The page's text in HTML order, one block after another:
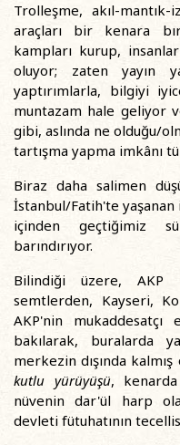
Trolleşme, akıl-
araçları bir kenara
kampları kurup,
oluyor; zaten yayın
yaptırımlarla, bilgiyi
muntazam hale geliyor
gibi, aslında ne olduğu/
tartışma yapma imkânı
Biraz daha salimen
İstanbul/Fatih'te
içinden geçtiğimiz
barındırıyor.
Bilindiği üzere, AKP
semtlerden, Kayseri,
AKP'nin
bakılarak, buralarda
merkezin dışında
kutlu yürüyüşü,
nüvenin dar'ül harp
devleti fütuhatının